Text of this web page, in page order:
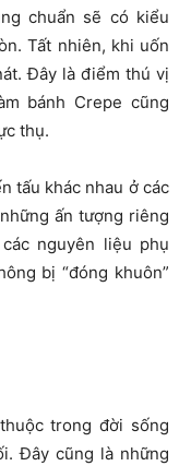
chuẩn sẽ có kiểu
Tất nhiên, khi uốn
Đây là điểm thú vị
bánh Crepe cũng
thụ.
tấu khác nhau ở các
ấn tượng riêng
nguyên liệu phụ
bị “đóng khuôn”
trong đời sống
Đây cũng là những